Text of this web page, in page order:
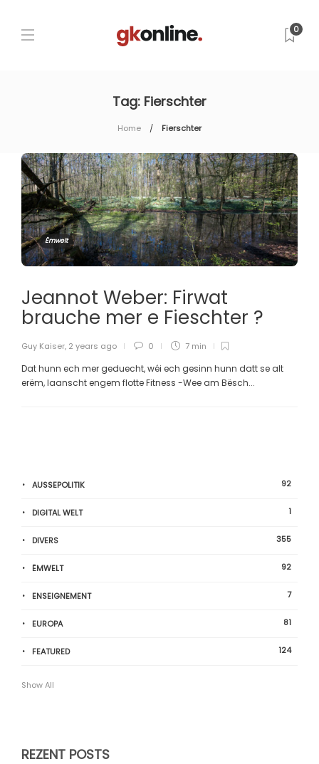
0
Tag: Fierschter
Home Fierschter
Ëmwelt
Jeannot Weber: Firwat
brauche mer e Fieschter ?
Guy Kaiser, 2 years ago 0 7 min
Dat hunn ech mer geduecht, wéi ech gesinn hunn datt se alt
erëm, laanscht engem flotte Fitness -Wee am Bësch...
AUSSEPOLITIK 92
DIGITAL WELT 1
DIVERS 355
ËMWELT 92
ENSEIGNEMENT 7
EUROPA 81
FEATURED 124
Show All
REZENT POSTS